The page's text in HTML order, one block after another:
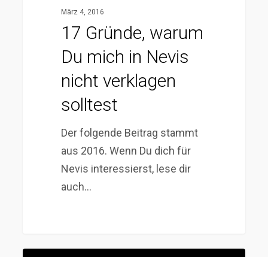
März 4, 2016
17 Gründe, warum
Du mich in Nevis
nicht verklagen
solltest
Der folgende Beitrag stammt
aus 2016. Wenn Du dich für
Nevis interessierst, lese dir
auch…